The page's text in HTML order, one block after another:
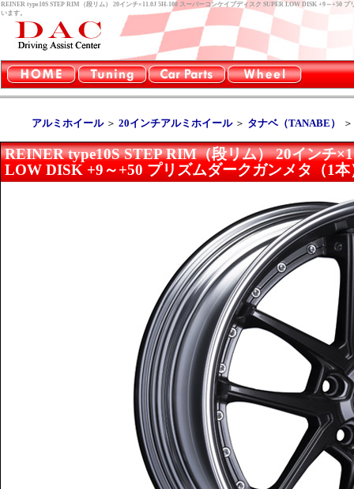
REINER type10S STEP RIM（段リム） 20インチ×11.0J 5H-100 スーパーコンケイプディスク SUPER LOW DISK +9～+50
います。
アルミホイール＞ 20インチアルミホイール＞ タナベ（TANABE）
REINER type10S STEP RIM（段リム） 20インチ
LOW DISK +9～+50 プリズムダークガンメタ（1本